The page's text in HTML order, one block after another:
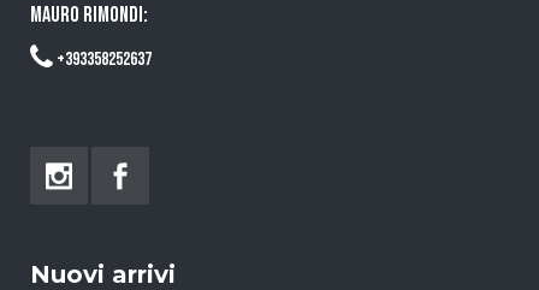
MAURO RIMONDI:
+393358252637
Nuovi arrivi